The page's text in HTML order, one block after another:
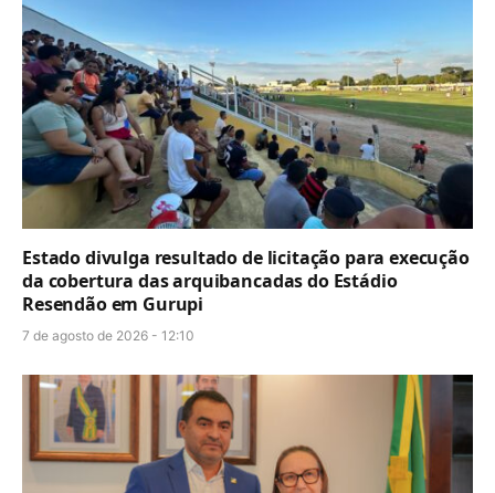
Estado divulga resultado de licitação para execução
da cobertura das arquibancadas do Estádio
Resendão em Gurupi
7 de agosto de 2026 - 12:10